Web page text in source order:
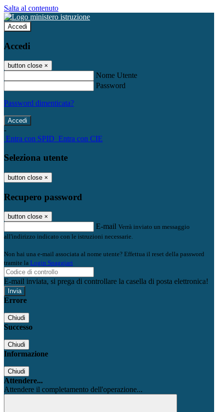
Salta al contenuto
Accedi
Accedi
button close ×
Nome Utente
Password
Password dimenticata?
-
Entra con SPID Entra con CIE
Seleziona utente
button close ×
Recupero password
button close ×
E-mail Verrà inviato un messaggio
all'indirizzo indicato con le istruzioni necessarie.
Non hai una e-mail associata al nome utente? Effettua il reset della password
tramite la Login Spaggiari
E-mail inviata, si prega di controllare la casella di posta elettronica!
Errore
Chiudi
Successo
Chiudi
Informazione
Chiudi
Attendere...
Attendere il completamento dell'operazione...